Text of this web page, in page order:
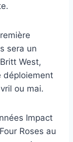
sera un
West,
déploiement
ou mai.
Impact
Roses au